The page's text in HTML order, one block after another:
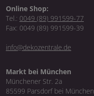
Online Shop:
Tel.: 0049 (89) 991599-77
Fax: 0049 (89) 991599-39
info@dekozentrale.de
Markt bei München
Münchener Str. 2a
85599 Parsdorf bei München